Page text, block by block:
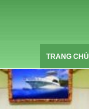
TRANG CHỦ